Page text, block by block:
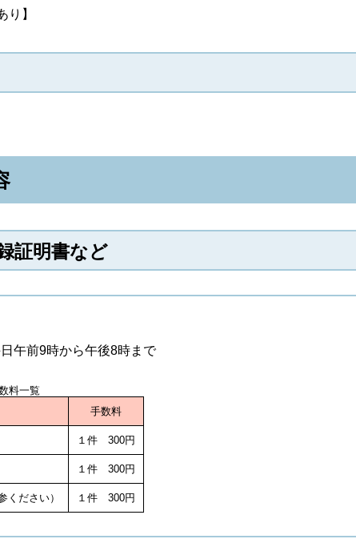
り】
証明書など
午前9時から午後8時まで
料一覧
手数料
１件 300円
１件 300円
ください） １件 300円